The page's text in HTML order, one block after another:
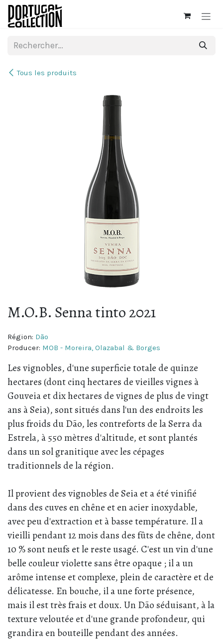
Se rendre au contenu
Tous les produits
M.O.B. Senna tinto 2021
Région: Dão
Producer: MOB - Moreira, Olazabal & Borges
Les vignobles, d'une superficie totale de quinze
hectares (dont cinq hectares de vieilles vignes à
Gouveia et dix hectares de vignes de plus de vingt
ans à Seia), sont situés dans l'un des endroits les
plus froids du Dão, les contreforts de la Serra da
Estrela, à 550 mètres d'altitude, et sont plantés
dans un sol granitique avec les cépages
traditionnels de la région.
Il provient des vignobles de Seia et a été vinifié
dans des cuves en chêne et en acier inoxydable,
avec peu d'extraction et à basse température. Il a
vieilli pendant 12 mois dans des fûts de chêne, dont
10 % sont neufs et le reste usagé. C'est un vin d'une
belle couleur violette sans être opaque ; il a un
arôme intense et complexe, plein de caractère et de
délicatesse. En bouche, il a une forte présence,
mais il est très frais et doux. Un Dão séduisant, à la
texture veloutée et d'une grande profondeur, qui
grandira en bouteille pendant des années.